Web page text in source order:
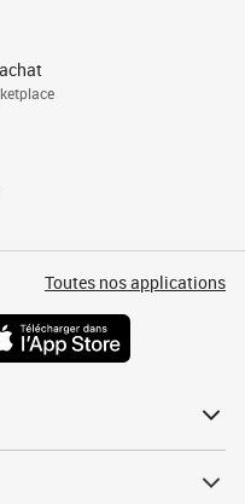
Toutes nos applications